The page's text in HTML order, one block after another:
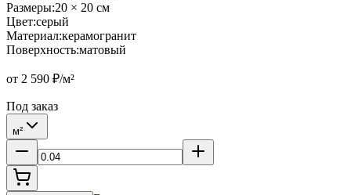
Размеры:20 × 20 см
Цвет:серый
Материал:керамогранит
Поверхность:матовый
от 2 590 ₽/м²
Под заказ
м²